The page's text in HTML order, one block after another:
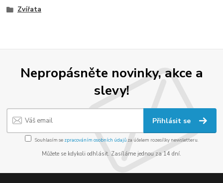
Zvířata
Nepropásněte novinky, akce a
slevy!
Přihlásit se
Souhlasím se zpracováním osobních údajůza účelem rozesílky newsletteru.
Můžete se kdykoli odhlásit. Zasíláme jednou za 14 dní.